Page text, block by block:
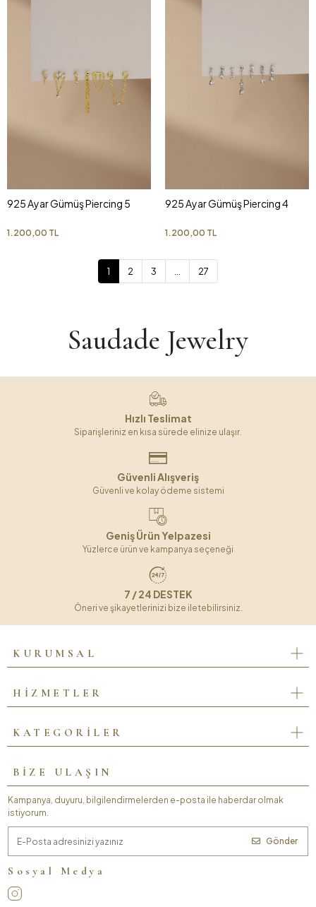
925 Ayar Gümüş Piercing 5
1.200,00 TL
925 Ayar Gümüş Piercing 4
1.200,00 TL
1 2 3 27
Saudade Jewelry
Hızlı Teslimat
Siparişleriniz en kısa sürede elinize ulaşır.
Güvenli Alışveriş
Güvenli ve kolay ödeme sistemi
Geniş Ürün Yelpazesi
Yüzlerce ürün ve kampanya seçeneği
7 / 24 DESTEK
Öneri ve şikayetlerinizi bize iletebilirsiniz.
KURUMSAL
HİZMETLER
KATEGORİLER
BİZE ULAŞIN
Kampanya, duyuru, bilgilendirmelerden e-posta ile haberdar olmak
istiyorum.
Gönder
Sosyal Medya